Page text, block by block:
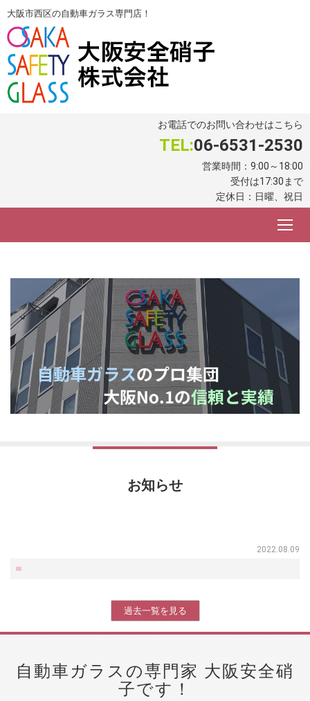
大阪市西区の自動車ガラス専門店！
お電話でのお問い合わせはこちら
TEL:06-6531-2530
営業時間：9:00～18:00
受付は17:30まで
定休日：日曜、祝日
お知らせ
2022.08.09
過去一覧を見る
自動車ガラスの専門家 大阪安全硝
子です！